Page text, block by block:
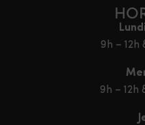
9h – 12h
9h – 12h